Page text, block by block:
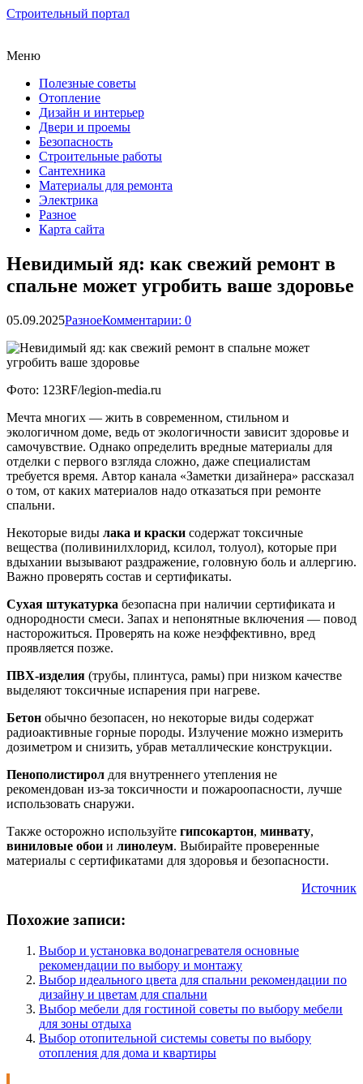
Строительный портал
Меню
Полезные советы
Отопление
Дизайн и интерьер
Двери и проемы
Безопасность
Строительные работы
Сантехника
Материалы для ремонта
Электрика
Разное
Карта сайта
Невидимый яд: как свежий ремонт в
спальне может угробить ваше здоровье
05.09.2025РазноеКомментарии: 0
Фото: 123RF/legion-media.ru
Мечта многих — жить в современном, стильном и
экологичном доме, ведь от экологичности зависит здоровье и
самочувствие. Однако определить вредные материалы для
отделки с первого взгляда сложно, даже специалистам
требуется время. Автор канала «Заметки дизайнера» рассказал
о том, от каких материалов надо отказаться при ремонте
спальни.
Некоторые виды лака и краски содержат токсичные
вещества (поливинилхлорид, ксилол, толуол), которые при
вдыхании вызывают раздражение, головную боль и аллергию.
Важно проверять состав и сертификаты.
Сухая штукатурка безопасна при наличии сертификата и
однородности смеси. Запах и непонятные включения — повод
насторожиться. Проверять на коже неэффективно, вред
проявляется позже.
ПВХ-изделия (трубы, плинтуса, рамы) при низком качестве
выделяют токсичные испарения при нагреве.
Бетон обычно безопасен, но некоторые виды содержат
радиоактивные горные породы. Излучение можно измерить
дозиметром и снизить, убрав металлические конструкции.
Пенополистирол для внутреннего утепления не
рекомендован из-за токсичности и пожароопасности, лучше
использовать снаружи.
Также осторожно используйте гипсокартон, минвату,
виниловые обои и линолеум. Выбирайте проверенные
материалы с сертификатами для здоровья и безопасности.
Источник
Похожие записи:
Выбор и установка водонагревателя основные
рекомендации по выбору и монтажу
Выбор идеального цвета для спальни рекомендации по
дизайну и цветам для спальни
Выбор мебели для гостиной советы по выбору мебели
для зоны отдыха
Выбор отопительной системы советы по выбору
отопления для дома и квартиры